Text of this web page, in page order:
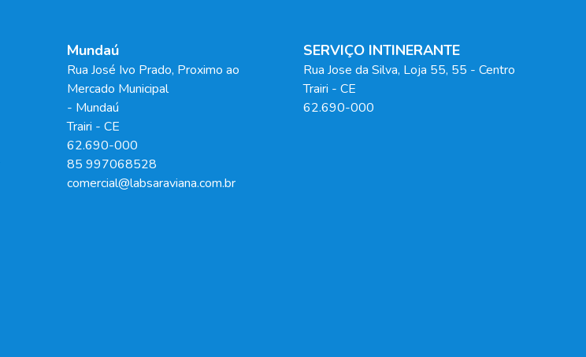
Mundaú
Rua José Ivo Prado, Proximo ao
Mercado Municipal
- Mundaú
Trairi - CE
62.690-000
85 997068528
comercial@labsaraviana.com.br
SERVIÇO INTINERANTE
Rua Jose da Silva, Loja 55, 55 - Centro
Trairi - CE
62.690-000